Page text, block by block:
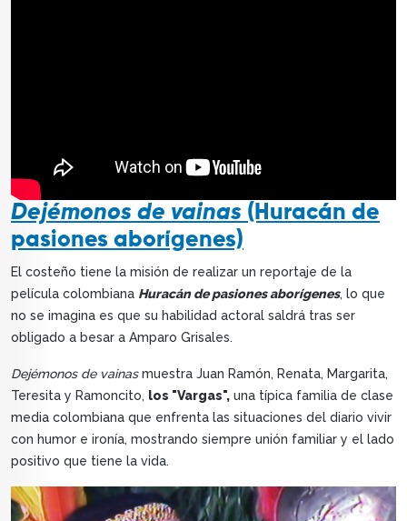
Dejémonos de vainas (Huracán de
pasiones aborígenes)
El costeño tiene la misión de realizar un reportaje de la
película colombiana Huracán de pasiones aborígenes, lo que
no se imagina es que su habilidad actoral saldrá tras ser
obligado a besar a Amparo Grisales.
Dejémonos de vainasmuestra Juan Ramón, Renata, Margarita,
Teresita y Ramoncito, los "Vargas", una típica familia de clase
media colombiana que enfrenta las situaciones del diario vivir
con humor e ironía, mostrando siempre unión familiar y el lado
positivo que tiene la vida.